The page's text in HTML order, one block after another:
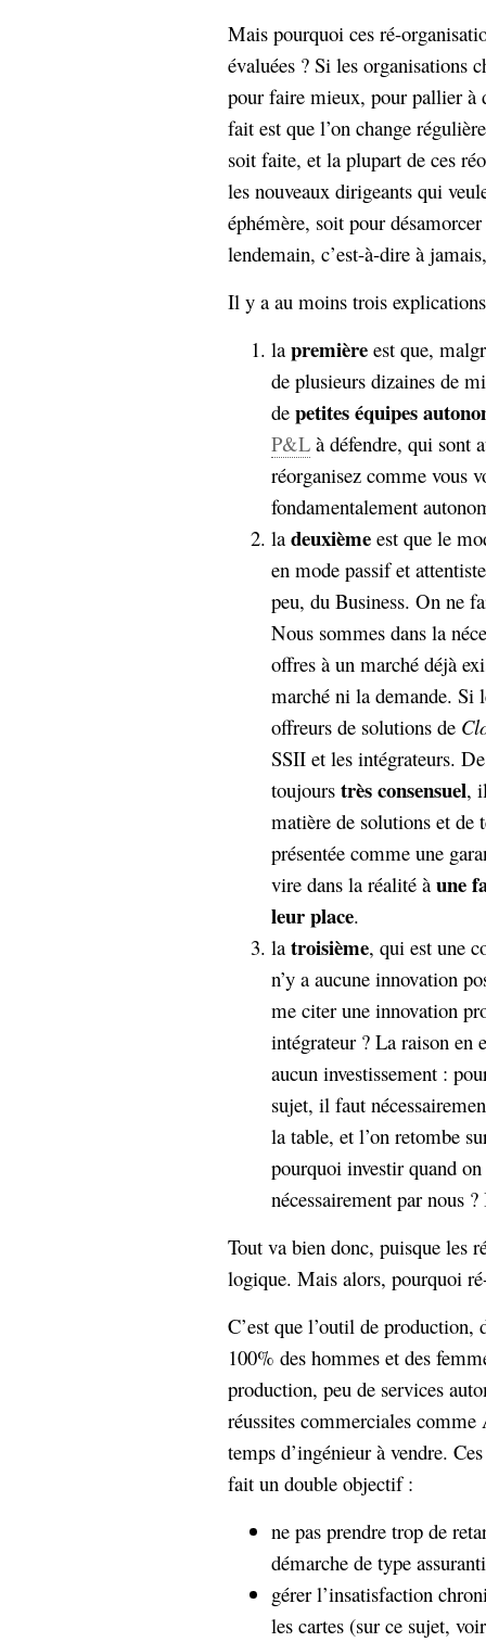
Mais pourquoi ces ré-
évaluées ? Si les organisations
pour faire mieux, pour pallier à
fait est que l’on change
soit faite, et la plupart de ces
les nouveaux dirigeants qui
éphémère, soit pour
lendemain, c’est-à-dire à
Il y a au moins trois
la première est que,
de plusieurs dizaines de
de petites équipes
P&L à défendre, qui sont
réorganisez comme vous
fondamentalement
la deuxième est que le
en mode passif et
peu, du Business. On ne
Nous sommes dans la
offres à un marché déjà
marché ni la demande. Si
offreurs de solutions de
SSII et les intégrateurs.
toujours très consensuel,
matière de solutions et de
présentée comme une
vire dans la réalité à une
leur place.
la troisième, qui est une
n’y a aucune innovation
me citer une innovation
intégrateur ? La raison en
aucun investissement :
sujet, il faut
la table, et l’on retombe
pourquoi investir quand
nécessairement par nous
Tout va bien donc, puisque les
logique. Mais alors, pourquoi
C’est que l’outil de production,
100% des hommes et des
production, peu de services
réussites commerciales
temps d’ingénieur à vendre.
fait un double objectif :
ne pas prendre trop de
démarche de type
gérer l’insatisfaction
les cartes (sur ce sujet,